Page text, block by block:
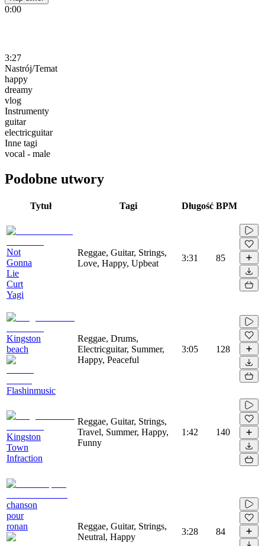
0:00
3:27
Nastrój/Temat
happy
dreamy
vlog
Instrumenty
guitar
electricguitar
Inne tagi
vocal - male
Podobne utwory
Tytuł Tagi Długość BPM
Not
Gonna
Lie
Curt
Yagi
Reggae, Guitar, Strings,
Love, Happy, Upbeat
3:31 85
Kingston
beach
Flashinmusic
Reggae, Drums,
Electricguitar, Summer,
Happy, Peaceful
3:05 128
Kingston
Town
Infraction
Reggae, Guitar, Strings,
Travel, Summer, Happy,
Funny
1:42 140
chanson
pour
ronan
Reggae, Guitar, Strings,
Neutral, Happy
3:28 84